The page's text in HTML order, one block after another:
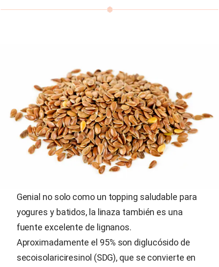
Genial no solo como un topping saludable para
yogures y batidos, la linaza también es una
fuente excelente de lignanos.
Aproximadamente el 95% son diglucósido de
secoisolariciresinol (SDG), que se convierte en